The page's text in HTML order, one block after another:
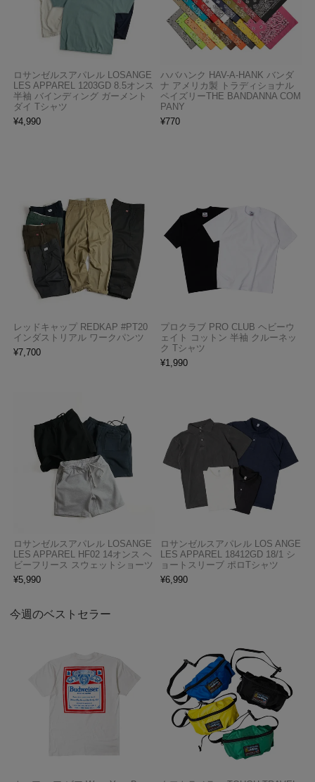
ロサンゼルスアパレル LOSANGE
LES APPAREL 1203GD 8.5オンス
半袖 バインディング ガーメント
ダイ Tシャツ
¥4,990
ハバハンク HAV-A-HANK バンダ
ナ アメリカ製 トラディショナル
ペイズリーTHE BANDANNA COM
PANY
¥770
レッドキャップ REDKAP #PT20
インダストリアル ワークパンツ
¥7,700
プロクラブ PRO CLUB ヘビーウ
ェイト コットン 半袖 クルーネッ
ク Tシャツ
¥1,990
ロサンゼルスアパレル LOSANGE
LES APPAREL HF02 14オンス ヘ
ビーフリース スウェットショーツ
¥5,990
ロサンゼルスアパレル LOS ANGE
LES APPAREL 18412GD 18/1 シ
ョートスリーブ ポロTシャツ
¥6,990
今週のベストセラー